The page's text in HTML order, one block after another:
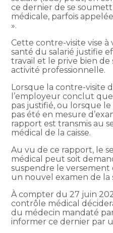
ce dernier de se
médicale, parfois
».
Cette contre-visite vise à
santé du salarié justifie
travail et le prive bien de
activité professionnelle.
Lorsque la contre-visite
l’employeur conclut
pas justifié, ou lorsque
pas été en mesure
rapport est transmis au
médical de la caisse.
Au vu de ce rapport, le
médical peut soit
suspendre le versement
un nouvel examen de la
À compter du 27 juin
contrôle médical
du médecin mandaté
informer ce dernier par